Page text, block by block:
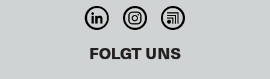
FOLGT UNS